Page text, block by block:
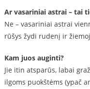
Ar vasariniai astrai – tai
Ne – vasariniai astrai
rūšys žydi rudenį ir
Kam juos auginti?
Jie itin atsparūs, labai
ilgoms puokštėms (ypač